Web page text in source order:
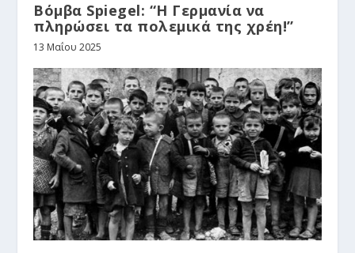
Βόμβα Spiegel: “Η Γερμανία να
πληρώσει τα πολεμικά της χρέη!”
13 Μαΐου 2025